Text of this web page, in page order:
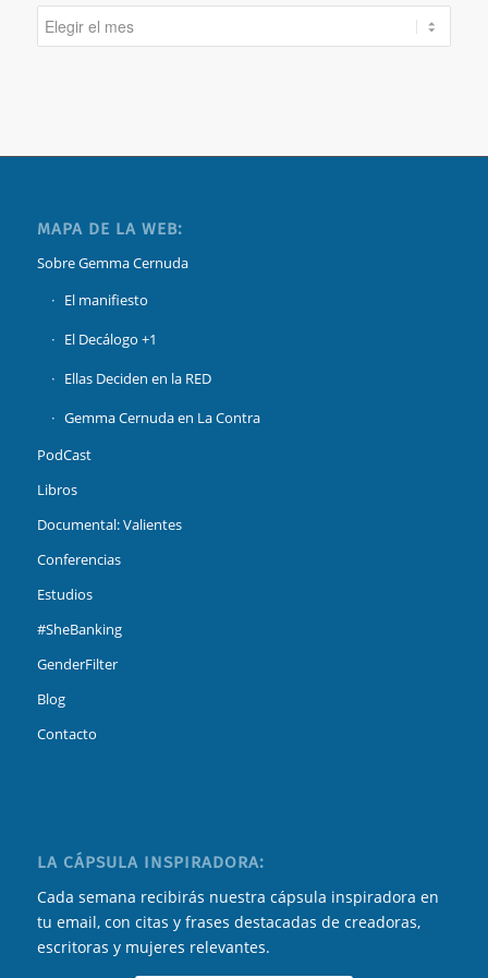
MAPA DE LA WEB:
Sobre Gemma Cernuda
El manifiesto
El Decálogo +1
Ellas Deciden en la RED
Gemma Cernuda en La Contra
PodCast
Libros
Documental: Valientes
Conferencias
Estudios
#SheBanking
GenderFilter
Blog
Contacto
LA CÁPSULA INSPIRADORA:
Cada semana recibirás nuestra cápsula inspiradora en
tu email, con citas y frases destacadas de creadoras,
escritoras y mujeres relevantes.